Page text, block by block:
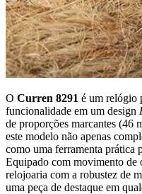
O Curren 8291 é um relógio
funcionalidade em um design
de proporções marcantes (46
este modelo não apenas
como uma ferramenta prática
Equipado com movimento de
relojoaria com a robustez de
uma peça de destaque em